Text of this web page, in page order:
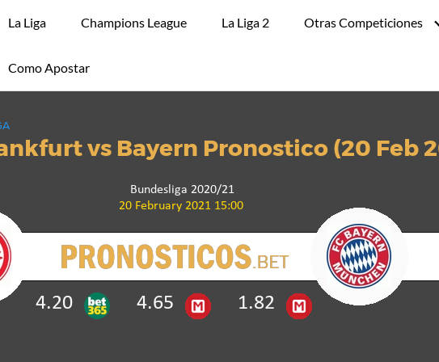
La Liga Champions League La Liga 2 Otras Competiciones
Como Apostar
vs Bayern Pronostico (20 Feb